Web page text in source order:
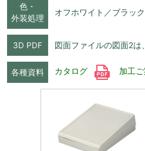
色・
外装処理
オフホワイト／ブラック
3D PDF 図面ファイルの図面2は
各種資料 カタログ 加工